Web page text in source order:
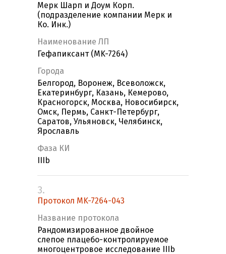
Мерк Шарп и Доум Корп.
(подразделение компании Мерк и
Ко. Инк.)
Наименование ЛП
Гефапиксант (MK-7264)
Города
Белгород, Воронеж, Всеволожск,
Екатеринбург, Казань, Кемерово,
Красногорск, Москва, Новосибирск,
Омск, Пермь, Санкт-Петербург,
Саратов, Ульяновск, Челябинск,
Ярославль
Фаза КИ
IIIb
3.
Протокол MK-7264-043
Название протокола
Рандомизированное двойное
слепое плацебо-контролируемое
многоцентровое исследование IIIb